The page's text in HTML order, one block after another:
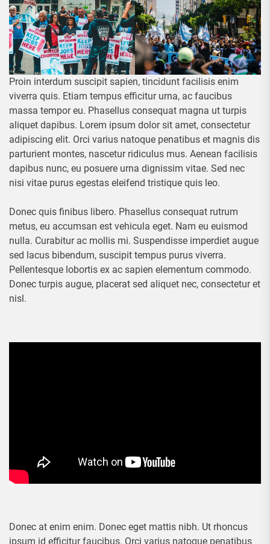
Proin interdum suscipit sapien, tincidunt facilisis enim
viverra quis. Etiam tempus efficitur urna, ac faucibus
massa tempor eu. Phasellus consequat magna ut turpis
aliquet dapibus. Lorem ipsum dolor sit amet, consectetur
adipiscing elit. Orci varius natoque penatibus et magnis dis
parturient montes, nascetur ridiculus mus. Aenean facilisis
dapibus nunc, eu posuere urna dignissim vitae. Sed nec
nisi vitae purus egestas eleifend tristique quis leo.
Donec quis finibus libero. Phasellus consequat rutrum
metus, eu accumsan est vehicula eget. Nam eu euismod
nulla. Curabitur ac mollis mi. Suspendisse imperdiet augue
sed lacus bibendum, suscipit tempus purus viverra.
Pellentesque lobortis ex ac sapien elementum commodo.
Donec turpis augue, placerat sed aliquet nec, consectetur et
nisl.
Donec at enim enim. Donec eget mattis nibh. Ut rhoncus
ipsum id efficitur faucibus. Orci varius natoque penatibus